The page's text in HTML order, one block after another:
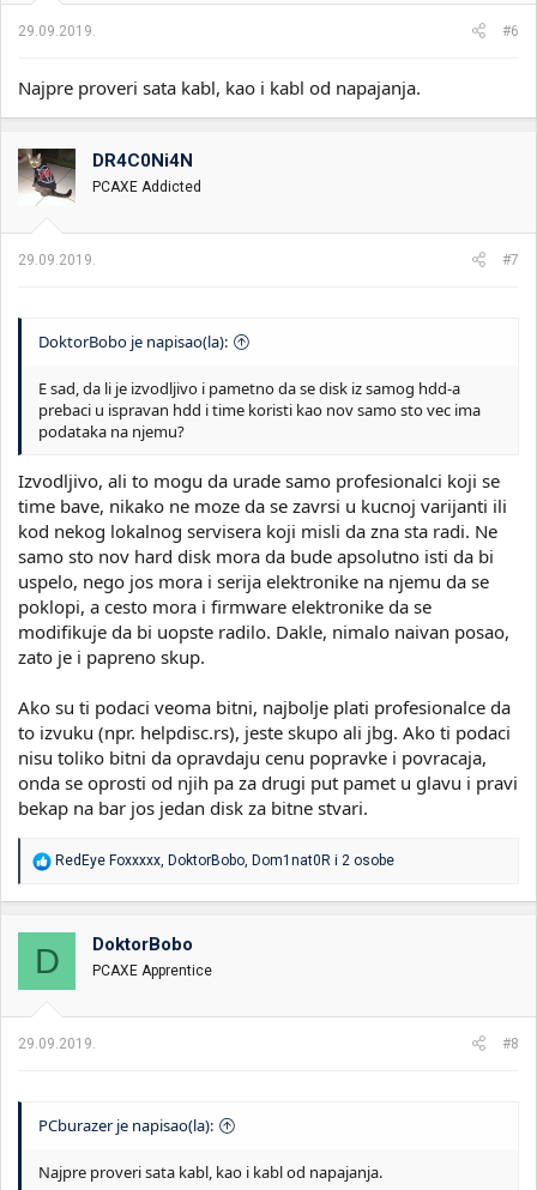
:
29.09.2019. #6
Najpre proveri sata kabl, kao i kabl od napajanja.
DR4C0Ni4N
PCAXE Addicted
29.09.2019. #7
DoktorBobo je napisao(la):
E sad, da li je izvodljivo i pametno da se disk iz samog hdd-a
prebaci u ispravan hdd i time koristi kao nov samo sto vec ima
podataka na njemu?
Izvodljivo, ali to mogu da urade samo profesionalci koji se
time bave, nikako ne moze da se zavrsi u kucnoj varijanti ili
kod nekog lokalnog servisera koji misli da zna sta radi. Ne
samo sto nov hard disk mora da bude apsolutno isti da bi
uspelo, nego jos mora i serija elektronike na njemu da se
poklopi, a cesto mora i firmware elektronike da se
modifikuje da bi uopste radilo. Dakle, nimalo naivan posao,
zato je i papreno skup.
Ako su ti podaci veoma bitni, najbolje plati profesionalce da
to izvuku (npr. helpdisc.rs), jeste skupo ali jbg. Ako ti podaci
nisu toliko bitni da opravdaju cenu popravke i povracaja,
onda se oprosti od njih pa za drugi put pamet u glavu i pravi
bekap na bar jos jedan disk za bitne stvari.
R
a
o
v
a
n
:
RedEye Foxxxxx, DoktorBobo, Dom1nat0R i 2 osobe
D DoktorBobo
PCAXE Apprentice
29.09.2019. #8
PCburazer je napisao(la):
Najpre proveri sata kabl, kao i kabl od napajanja.